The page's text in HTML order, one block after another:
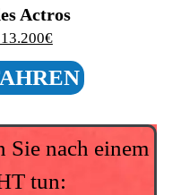
Kuga
Sie nach einem
tun: